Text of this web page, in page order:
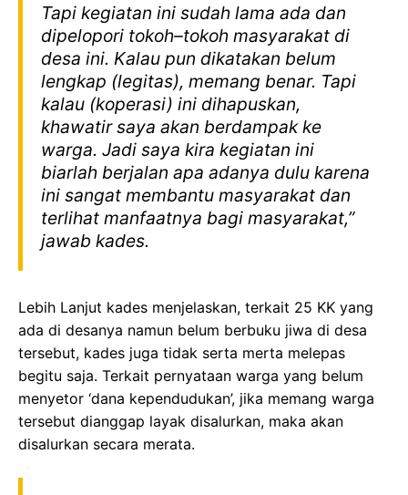
Tapi kegiatan ini sudah lama ada dan
dipelopori tokoh–tokoh masyarakat di
desa ini. Kalau pun dikatakan belum
lengkap (legitas), memang benar. Tapi
kalau (koperasi) ini dihapuskan,
khawatir saya akan berdampak ke
warga. Jadi saya kira kegiatan ini
biarlah berjalan apa adanya dulu karena
ini sangat membantu masyarakat dan
terlihat manfaatnya bagi masyarakat,”
jawab kades.
Lebih Lanjut kades menjelaskan, terkait 25 KK yang
ada di desanya namun belum berbuku jiwa di desa
tersebut, kades juga tidak serta merta melepas
begitu saja. Terkait pernyataan warga yang belum
menyetor ‘dana kependudukan’, jika memang warga
tersebut dianggap layak disalurkan, maka akan
disalurkan secara merata.